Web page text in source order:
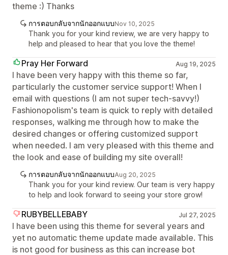
theme :) Thanks
การตอบกลับจากนักออกแบบNov 10, 2025
Thank you for your kind review, we are very happy to
help and pleased to hear that you love the theme!
Pray Her Forward Aug 19, 2025
I have been very happy with this theme so far,
particularly the customer service support! When I
email with questions (I am not super tech-savvy!)
Fashionopolism's team is quick to reply with detailed
responses, walking me through how to make the
desired changes or offering customized support
when needed. I am very pleased with this theme and
the look and ease of building my site overall!
การตอบกลับจากนักออกแบบAug 20, 2025
Thank you for your kind review. Our team is very happy
to help and look forward to seeing your store grow!
RUBYBELLEBABY Jul 27, 2025
I have been using this theme for several years and
yet no automatic theme update made available. This
is not good for business as this can increase bot